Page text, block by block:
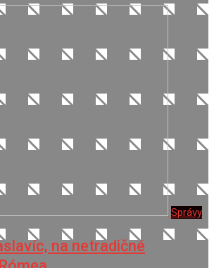
Správy
na netradičné